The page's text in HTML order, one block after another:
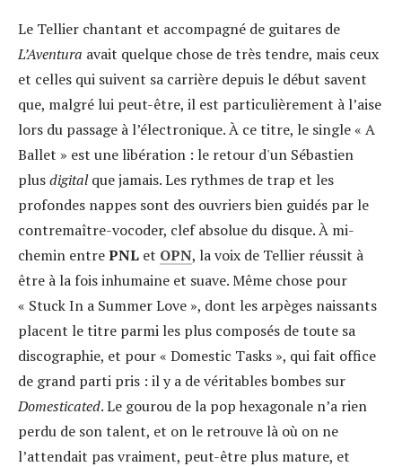
Le Tellier chantant et accompagné de guitares de
L’Aventura avait quelque chose de très tendre, mais ceux
et celles qui suivent sa carrière depuis le début savent
que, malgré lui peut-être, il est particulièrement à l’aise
lors du passage à l’électronique. À ce titre, le single « A
Ballet » est une libération : le retour d'un Sébastien
plusdigitalque jamais. Les rythmes de trap et les
profondes nappes sont des ouvriers bien guidés par le
contremaître-vocoder, clef absolue du disque. À mi-
chemin entrePNL et OPN, la voix de Tellier réussit à
être à la fois inhumaine et suave. Même chose pour
« Stuck In a Summer Love », dont les arpèges naissants
placent le titre parmi les plus composés de toute sa
discographie, et pour « Domestic Tasks », qui fait office
de grand parti pris : il y a de véritables bombes sur
Domesticated. Le gourou de la pop hexagonale n’a rien
perdu de son talent, et on le retrouve là où on ne
l’attendait pas vraiment, peut-être plus mature, et